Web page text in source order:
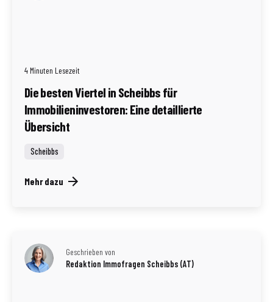
4 Minuten Lesezeit
Die besten Viertel in Scheibbs für
Immobilieninvestoren: Eine detaillierte
Übersicht
Scheibbs
Mehr dazu
Geschrieben von
Redaktion Immofragen Scheibbs (AT)